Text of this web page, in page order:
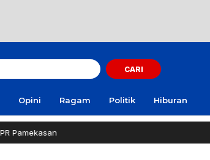
CARI
Opini Ragam Politik Hiburan